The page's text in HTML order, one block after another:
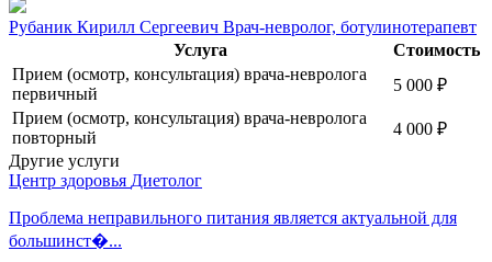
Рубаник Кирилл Сергеевич Врач-невролог, ботулинотерапевт
Услуга
Стоимость
Прием (осмотр, консультация) врача-невролога
первичный
5 000 ₽
Прием (осмотр, консультация) врача-невролога
повторный
4 000 ₽
Другие услуги
Центр здоровья Диетолог
Проблема неправильного питания является актуальной для
большинст�...